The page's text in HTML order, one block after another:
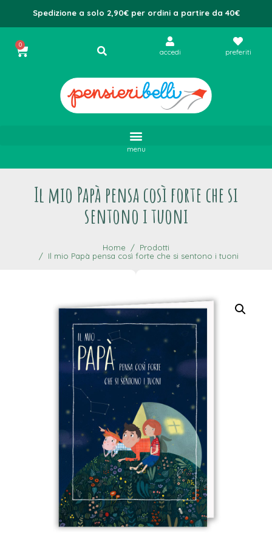
Spedizione a solo 2,90€ per ordini a partire da 40€
0
accedi preferiti
menu
Il mio Papà pensa così forte che si
sentono i tuoni
Home
Prodotti
Il mio Papà pensa così forte che si sentono i tuoni